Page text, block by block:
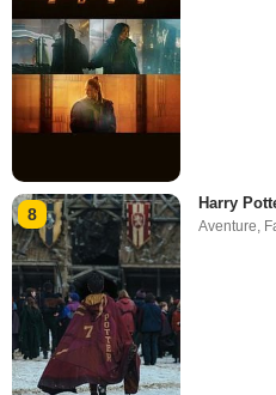
8
Harry
Aventure